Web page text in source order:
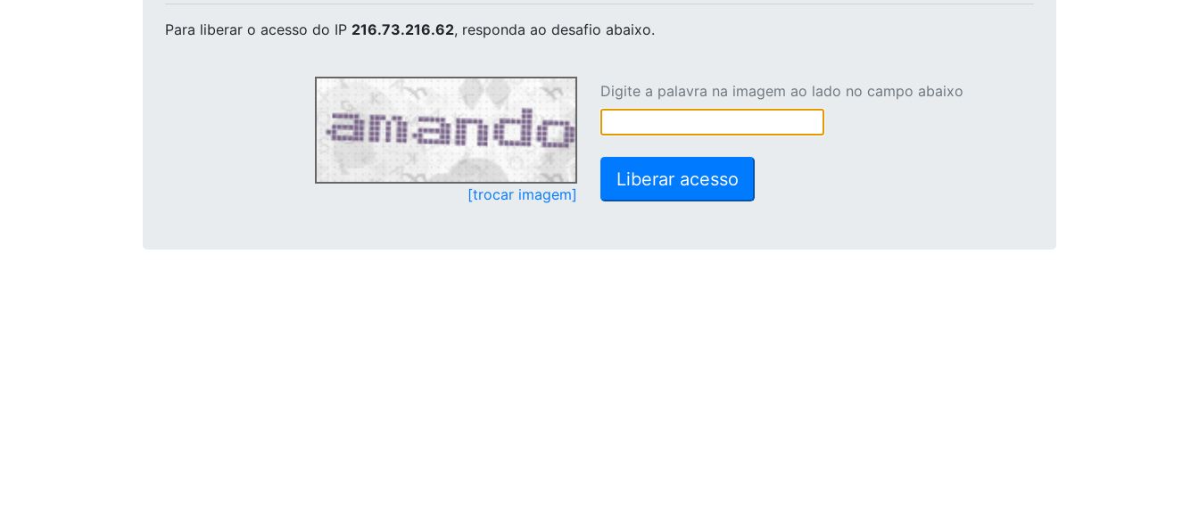
Para liberar o acesso do IP 216.73.216.62, responda ao desafio abaixo.
[trocar imagem]
Digite a palavra na imagem ao lado no campo abaixo